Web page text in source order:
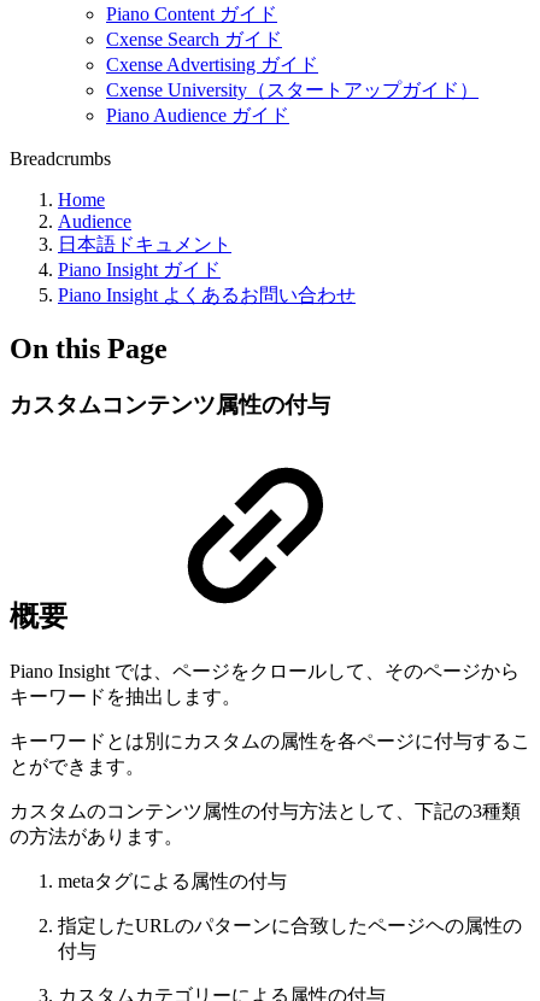
Piano Content ガイド
Cxense Search ガイド
Cxense Advertising ガイド
Cxense University（スタートアップガイド）
Piano Audience ガイド
Breadcrumbs
Home
Audience
日本語ドキュメント
Piano Insight ガイド
Piano Insight よくあるお問い合わせ
On this Page
カスタムコンテンツ属性の付与
概要
Piano Insight では、ページをクロールして、そのページから
キーワードを抽出します。
キーワードとは別にカスタムの属性を各ページに付与するこ
とができます。
カスタムのコンテンツ属性の付与方法として、下記の3種類
の方法があります。
metaタグによる属性の付与
指定したURLのパターンに合致したページヘの属性の
付与
カスタムカテゴリーによる属性の付与